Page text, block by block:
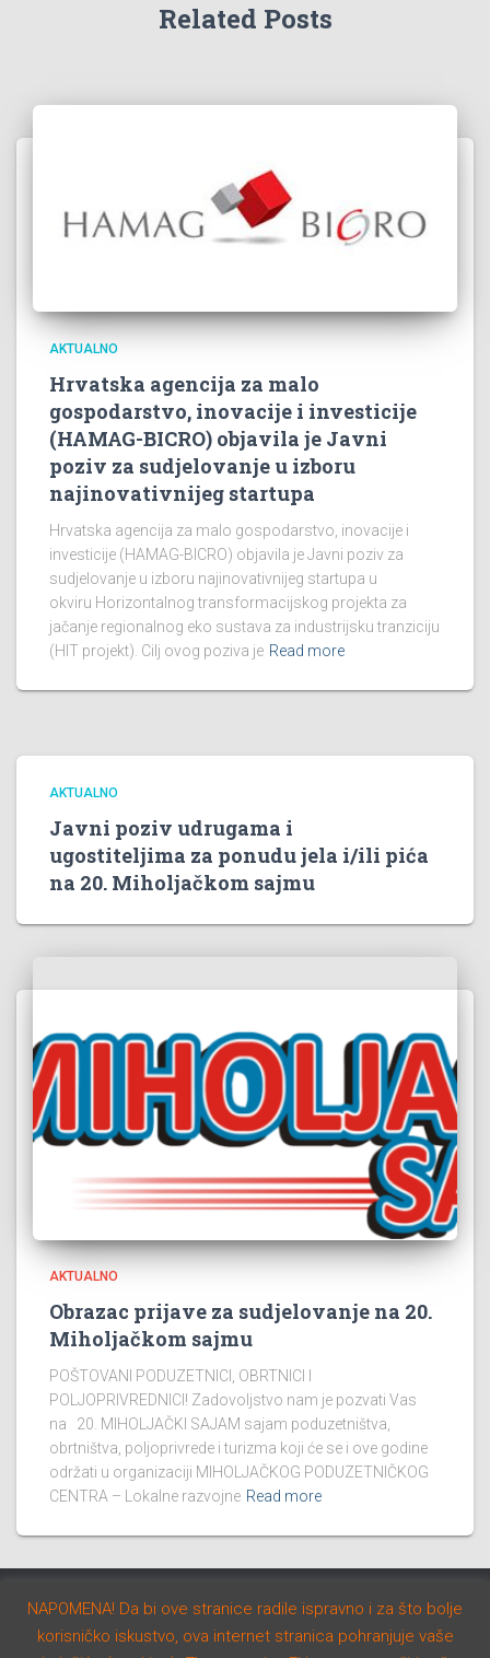
Related Posts
AKTUALNO
Hrvatska agencija za malo
gospodarstvo, inovacije i investicije
(HAMAG-BICRO) objavila je Javni
poziv za sudjelovanje u izboru
najinovativnijeg startupa
Hrvatska agencija za malo gospodarstvo, inovacije i
investicije (HAMAG-BICRO) objavila je Javni poziv za
sudjelovanje u izboru najinovativnijeg startupa u
okviru Horizontalnog transformacijskog projekta za
jačanje regionalnog eko sustava za industrijsku tranziciju
(HIT projekt). Cilj ovog poziva je Read more
AKTUALNO
Javni poziv udrugama i
ugostiteljima za ponudu jela i/ili pića
na 20. Miholjačkom sajmu
AKTUALNO
Obrazac prijave za sudjelovanje na 20.
Miholjačkom sajmu
POŠTOVANI PODUZETNICI, OBRTNICI I
POLJOPRIVREDNICI! Zadovoljstvo nam je pozvati Vas
na 20. MIHOLJAČKI SAJAM sajam poduzetništva,
obrtništva, poljoprivrede i turizma koji će se i ove godine
održati u organizaciji MIHOLJAČKOG PODUZETNIČKOG
CENTRA – Lokalne razvojne Read more
AKTUALNO NATJEČAJI STUDIJE I PROGRAMI
NAPOMENA! Da bi ove stranice radile ispravno i za što bolje
korisničko iskustvo, ova internet stranica pohranjuje vaše